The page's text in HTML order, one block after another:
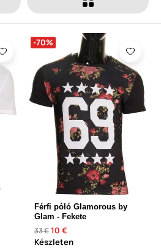
-70%
Férfi póló Glamorous by
Glam - Fekete
33 €10 €
Készleten